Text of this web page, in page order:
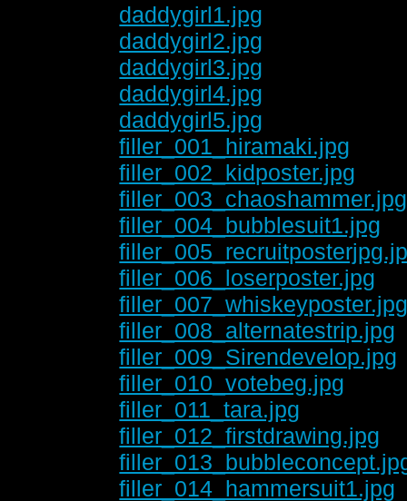
daddygirl1.jpg
daddygirl2.jpg
daddygirl3.jpg
daddygirl4.jpg
daddygirl5.jpg
filler_001_hiramaki.jpg
filler_002_kidposter.jpg
filler_003_chaoshammer.jpg
filler_004_bubblesuit1.jpg
filler_006_loserposter.jpg
filler_008_alternatestrip.jpg
filler_009_Sirendevelop.jpg
filler_010_votebeg.jpg
filler_011_tara.jpg
filler_012_firstdrawing.jpg
filler_014_hammersuit1.jpg